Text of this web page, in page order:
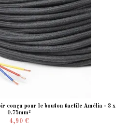
conçu pour le bouton tactile Amélia - 3 x
0.75mm²
4,90 €